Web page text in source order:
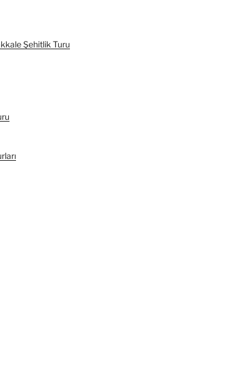
Şehitlik Turu